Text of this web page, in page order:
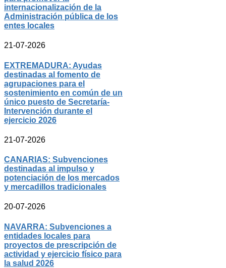
internacionalización de la
Administración pública de los
entes locales
21-07-2026
EXTREMADURA: Ayudas
destinadas al fomento de
agrupaciones para el
sostenimiento en común de un
único puesto de Secretaría-
Intervención durante el
ejercicio 2026
21-07-2026
CANARIAS: Subvenciones
destinadas al impulso y
potenciación de los mercados
y mercadillos tradicionales
20-07-2026
NAVARRA: Subvenciones a
entidades locales para
proyectos de prescripción de
actividad y ejercicio físico para
la salud 2026